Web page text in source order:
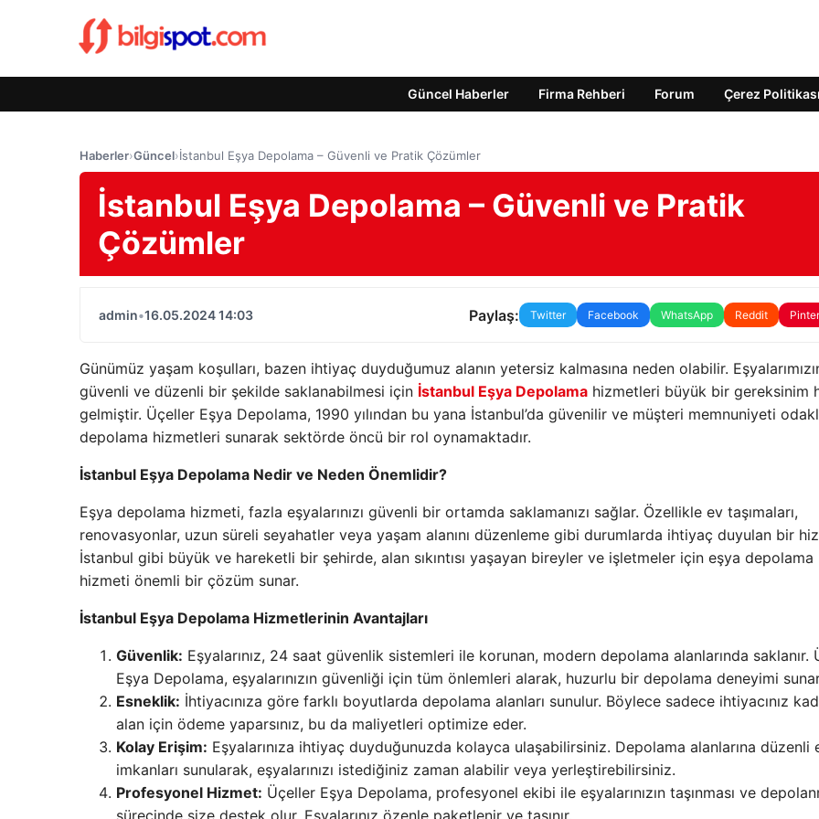
Güncel Haberler Firma Rehberi Forum Çerez Politikası
Haberler›Güncel›İstanbul Eşya Depolama – Güvenli ve Pratik Çözümler
İstanbul Eşya Depolama – Güvenli ve Pratik
Çözümler
admin•16.05.2024 14:03 Paylaş: Twitter Facebook WhatsApp Reddit
Günümüz yaşam koşulları, bazen ihtiyaç duyduğumuz alanın yetersiz kalmasına neden olabilir.
güvenli ve düzenli bir şekilde saklanabilmesi için İstanbul Eşya Depolama hizmetleri büyük bir gereksinim
gelmiştir. Üçeller Eşya Depolama, 1990 yılından bu yana İstanbul’da güvenilir ve müşteri memnuniyeti
depolama hizmetleri sunarak sektörde öncü bir rol oynamaktadır.
İstanbul Eşya Depolama Nedir ve Neden Önemlidir?
Eşya depolama hizmeti, fazla eşyalarınızı güvenli bir ortamda saklamanızı sağlar. Özellikle ev taşımaları,
renovasyonlar, uzun süreli seyahatler veya yaşam alanını düzenleme gibi durumlarda ihtiyaç duyulan bir
İstanbul gibi büyük ve hareketli bir şehirde, alan sıkıntısı yaşayan bireyler ve işletmeler için eşya depolama
hizmeti önemli bir çözüm sunar.
İstanbul Eşya Depolama Hizmetlerinin Avantajları
Güvenlik: Eşyalarınız, 24 saat güvenlik sistemleri ile korunan, modern depolama alanlarında saklanır.
Eşya Depolama, eşyalarınızın güvenliği için tüm önlemleri alarak, huzurlu bir depolama deneyimi
Esneklik: İhtiyacınıza göre farklı boyutlarda depolama alanları sunulur. Böylece sadece ihtiyacınız
alan için ödeme yaparsınız, bu da maliyetleri optimize eder.
Kolay Erişim: Eşyalarınıza ihtiyaç duyduğunuzda kolayca ulaşabilirsiniz. Depolama alanlarına düzenli
imkanları sunularak, eşyalarınızı istediğiniz zaman alabilir veya yerleştirebilirsiniz.
Profesyonel Hizmet: Üçeller Eşya Depolama, profesyonel ekibi ile eşyalarınızın taşınması ve
sürecinde size destek olur. Eşyalarınız özenle paketlenir ve taşınır.